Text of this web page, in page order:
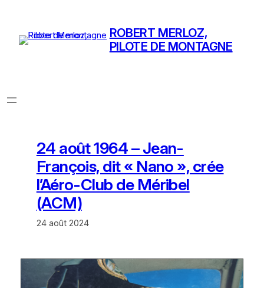
contenu
ROBERT MERLOZ,
PILOTE DE MONTAGNE
24 août 1964 – Jean-
François, dit « Nano », crée
l’Aéro-Club de Méribel
(ACM)
24 août 2024